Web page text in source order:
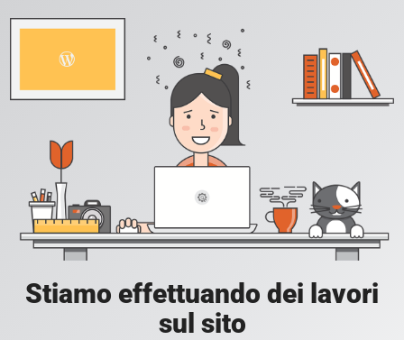
Stiamo effettuando dei lavori
sul sito